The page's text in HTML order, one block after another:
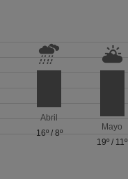
Abril
16º/ 8º
Mayo
19º / 11º